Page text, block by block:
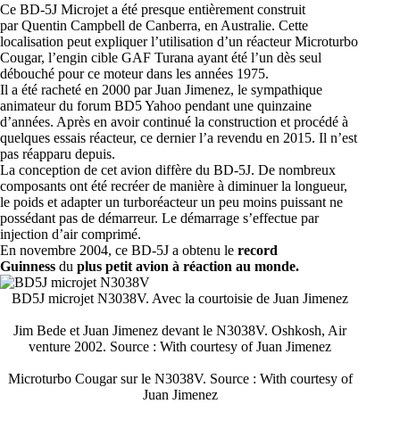
Ce BD-5J Microjet a été presque entièrement construit
par Quentin Campbell de Canberra, en Australie. Cette
localisation peut expliquer l’utilisation d’un réacteurMicroturbo
Cougar, l’engin cible GAF Turana ayant été l’un dès seul
débouché pour ce moteur dans les années 1975.
Il a été racheté en 2000 par Juan Jimenez, le sympathique
animateur du forum BD5 Yahoo pendant une quinzaine
d’années. Après en avoir continué la construction et procédé à
quelques essais réacteur, ce dernier l’a revendu en 2015. Il n’est
pas réapparu depuis.
La conception de cet avion diffère du BD-5J. De nombreux
composants ont été recréer de manière à diminuer la longueur,
le poids et adapter un turboréacteur un peu moins puissant ne
possédant pas de démarreur. Le démarrage s’effectue par
injection d’air comprimé.
En novembre 2004, ce BD-5J a obtenu le record
Guinness du plus petit avion à réaction au monde.
BD5J microjet N3038V. Avec la courtoisie de Juan Jimenez
Jim Bede et Juan Jimenez devant le N3038V. Oshkosh, Air
venture 2002. Source : With courtesy of Juan Jimenez
Microturbo Cougar sur le N3038V. Source : With courtesy of
Juan Jimenez